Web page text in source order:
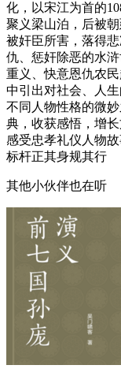
化，以宋江为首的
聚义梁山泊，后被
被奸臣所害，落得
仇、惩奸除恶的水
重义、快意恩仇农
中引出对社会、人
不同人物性格的微
典，收获感悟，增
感受忠孝礼仪人物
标杆正其身规其行
其他小伙伴也在听